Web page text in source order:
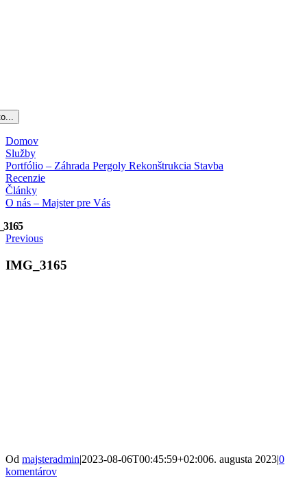
Domov
Služby
Portfólio – Záhrada Pergoly Rekonštrukcia Stavba
Recenzie
Články
O nás – Majster pre Vás
Previous
IMG_3165
Od majsteradmin|2023-08-06T00:45:59+02:006. augusta 2023|0
komentárov